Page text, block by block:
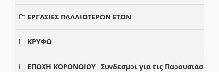
ΕΡΓΑΣΙΕΣ ΠΑΛΑΙΟΤΕΡΩΝ ΕΤΩΝ
ΚΡΥΦΟ
ΕΠΟΧΗ ΚΟΡΟΝΟΙΟΥ_ Συνδεσμοι για τις Παρουσιάσεις